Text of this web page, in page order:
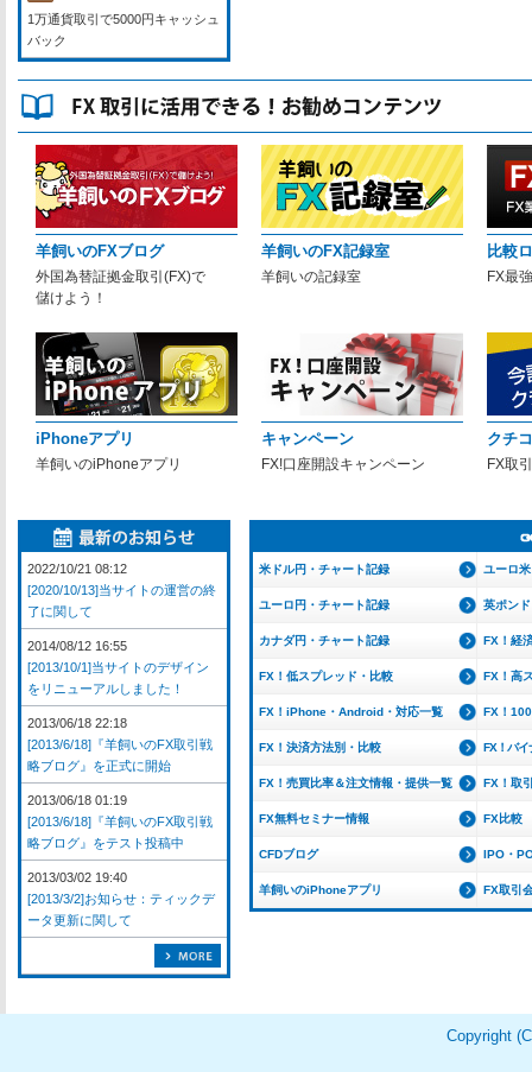
1万通貨取引で5000円キャッシュ
バック
羊飼いのFXブログ
外国為替証拠金取引(FX)で
儲けよう！
羊飼いのFX記録室
羊飼いの記録室
比較
FX最
iPhoneアプリ
羊飼いのiPhoneアプリ
キャンペーン
FX!口座開設キャンペーン
クチ
FX取
米ドル円・チャート記録 ユーロ
ユーロ円・チャート記録 英ポン
カナダ円・チャート記録 FX！経
FX！低スプレッド・比較 FX！高
FX！iPhone・Android・対応一覧 FX！
FX！決済方法別・比較 FX！バイ
FX！売買比率＆注文情報・提供一覧 FX！取
FX無料セミナー情報 FX比較
CFDブログ IPO・
羊飼いのiPhoneアプリ FX取引
2022/10/21 08:12
[2020/10/13]当サイトの運営の終
了に関して
2014/08/12 16:55
[2013/10/1]当サイトのデザイン
をリニューアルしました！
2013/06/18 22:18
[2013/6/18]『羊飼いのFX取引戦
略ブログ』を正式に開始
2013/06/18 01:19
[2013/6/18]『羊飼いのFX取引戦
略ブログ』をテスト投稿中
2013/03/02 19:40
[2013/3/2]お知らせ：ティックデ
ータ更新に関して
Copyright